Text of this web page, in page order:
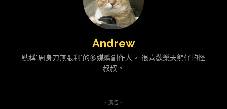
Andrew
號稱"周身刀無張利"的多媒體創作人。 很喜歡樂天熊仔的怪
叔叔。
- 廣告 -